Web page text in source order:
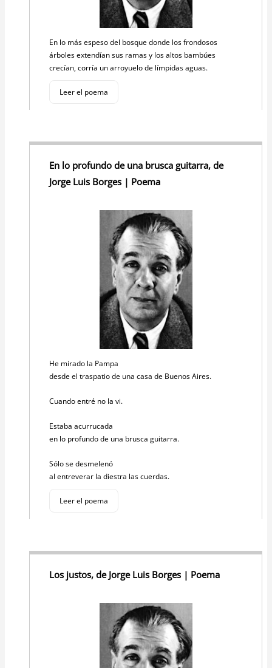
En lo más espeso del bosque donde los frondosos
árboles extendían sus ramas y los altos bambúes
crecían, corría un arroyuelo de límpidas aguas.
Leer el poema
En lo profundo de una brusca guitarra, de
Jorge Luis Borges | Poema
He mirado la Pampa
desde el traspatio de una casa de Buenos Aires.
Cuando entré no la vi.
Estaba acurrucada
en lo profundo de una brusca guitarra.
Sólo se desmelenó
al entreverar la diestra las cuerdas.
Leer el poema
Los justos, de Jorge Luis Borges | Poema